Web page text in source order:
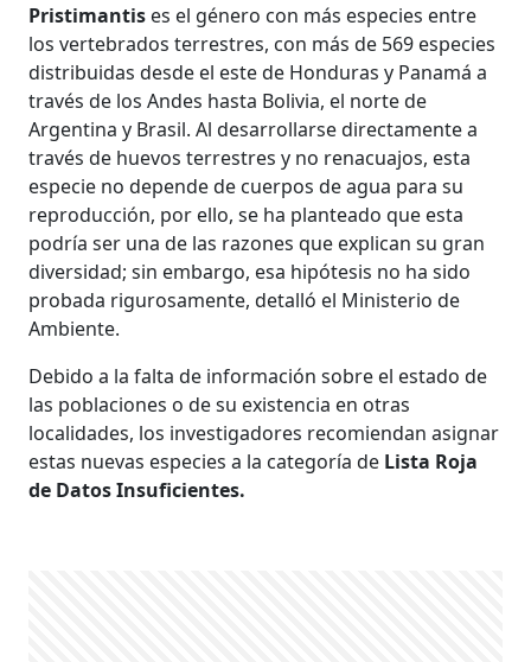
Pristimantis es el género con más especies entre
los vertebrados terrestres, con más de 569 especies
distribuidas desde el este de Honduras y Panamá a
través de los Andes hasta Bolivia, el norte de
Argentina y Brasil. Al desarrollarse directamente a
través de huevos terrestres y no renacuajos, esta
especie no depende de cuerpos de agua para su
reproducción, por ello, se ha planteado que esta
podría ser una de las razones que explican su gran
diversidad; sin embargo, esa hipótesis no ha sido
probada rigurosamente, detalló el Ministerio de
Ambiente.
Debido a la falta de información sobre el estado de
las poblaciones o de su existencia en otras
localidades, los investigadores recomiendan asignar
estas nuevas especies a la categoría de Lista Roja
de Datos Insuficientes.